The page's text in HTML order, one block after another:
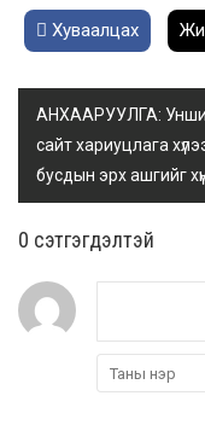
Хуваалцах
АНХААРУУЛГА:
сайт хариуцлага
бусдын эрх ашгийг
0 cэтгэгдэлтэй